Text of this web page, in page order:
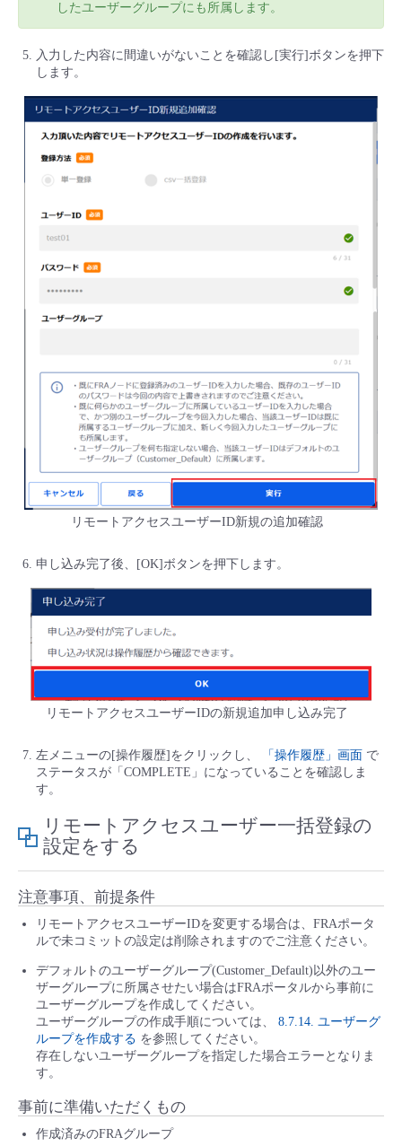
したユーザーグループにも所属します。
入力した内容に間違いがないことを確認し[実行]ボタンを押下
します。
リモートアクセスユーザーID新規の追加確認
申し込み完了後、[OK]ボタンを押下します。
リモートアクセスユーザーIDの新規追加申し込み完了
左メニューの[操作履歴]をクリックし、 「操作履歴」画面 で
ステータスが「COMPLETE」になっていることを確認しま
す。
リモートアクセスユーザー一括登録の
設定をする
注意事項、前提条件
リモートアクセスユーザーIDを変更する場合は、FRAポータ
ルで未コミットの設定は削除されますのでご注意ください。
デフォルトのユーザーグループ(Customer_Default)以外のユー
ザーグループに所属させたい場合はFRAポータルから事前に
ユーザーグループを作成してください。
ユーザーグループの作成手順については、 8.7.14. ユーザーグ
ループを作成する を参照してください。
存在しないユーザーグループを指定した場合エラーとなりま
す。
事前に準備いただくもの
作成済みのFRAグループ